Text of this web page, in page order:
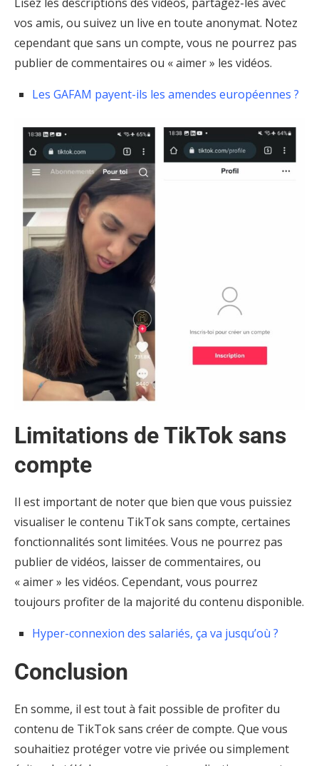
vos amis, ou suivez un live en toute anonymat. Notez
cependant que sans un compte, vous ne pourrez pas
publier de commentaires ou « aimer » les vidéos.
Les GAFAM payent-ils les amendes européennes ?
Limitations de TikTok sans
compte
Il est important de noter que bien que vous puissiez
visualiser le contenu TikTok sans compte, certaines
fonctionnalités sont limitées. Vous ne pourrez pas
publier de vidéos, laisser de commentaires, ou
« aimer » les vidéos. Cependant, vous pourrez
toujours profiter de la majorité du contenu disponible.
Hyper-connexion des salariés, ça va jusqu’où ?
Conclusion
En somme, il est tout à fait possible de profiter du
contenu de TikTok sans créer de compte. Que vous
souhaitiez protéger votre vie privée ou simplement